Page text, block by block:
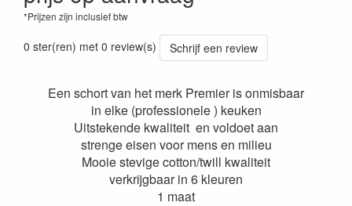
*Prijzen zijn inclusief btw
0 ster(ren) met 0 review(s) Schrijf een review
Een schort van het merk Premier is onmisbaar
in elke (professionele ) keuken
Uitstekende kwaliteit en voldoet aan
strenge eisen voor mens en milieu
Mooie stevige cotton/twill kwaliteit
verkrijgbaar in 6 kleuren
1 maat